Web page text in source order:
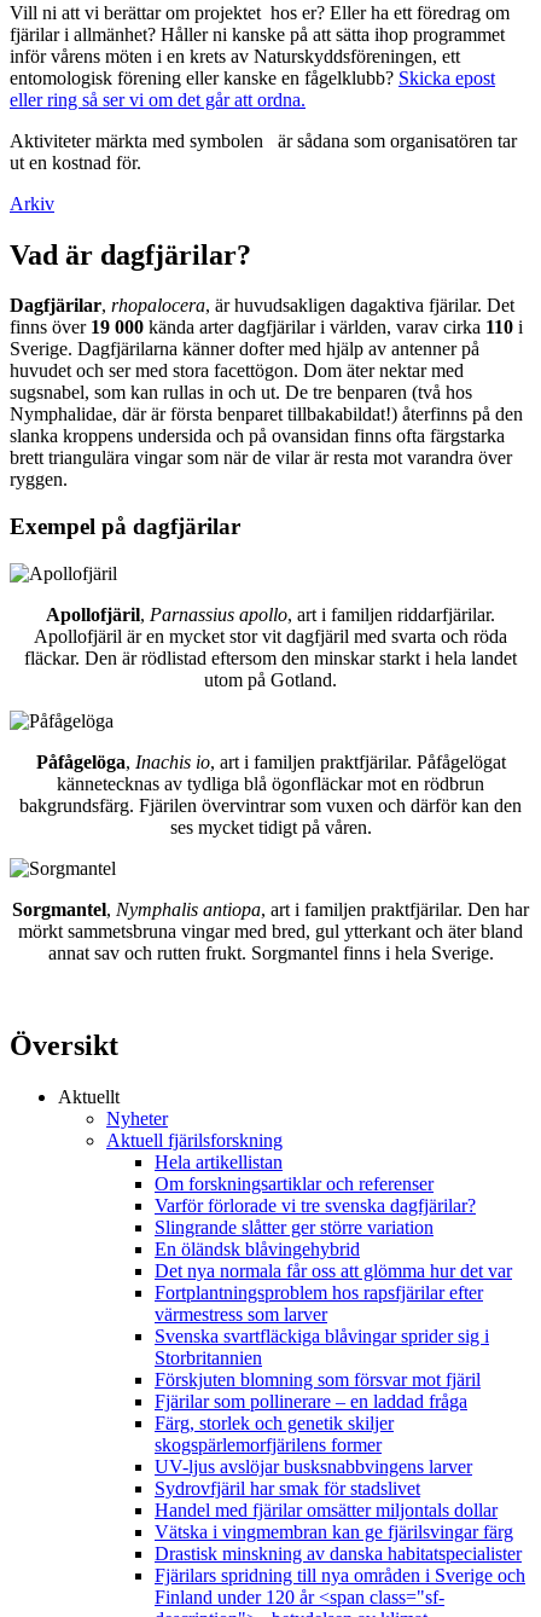
Vill ni att vi berättar om projektet hos er? Eller ha ett föredrag om
fjärilar i allmänhet? Håller ni kanske på att sätta ihop programmet
inför vårens möten i en krets av Naturskyddsföreningen, ett
entomologisk förening eller kanske en fågelklubb? Skicka epost
eller ring så ser vi om det går att ordna.
Aktiviteter märkta med symbolen
är sådana som organisatören tar
ut en kostnad för.
Arkiv
Vad är dagfjärilar?
Dagfjärilar, rhopalocera, är huvudsakligen dagaktiva fjärilar. Det
finns över 19 000 kända arter dagfjärilar i världen, varav cirka 110 i
Sverige. Dagfjärilarna känner dofter med hjälp av antenner på
huvudet och ser med stora facettögon. Dom äter nektar med
sugsnabel, som kan rullas in och ut. De tre benparen (två hos
Nymphalidae, där är första benparet tillbakabildat!) återfinns på den
slanka kroppens undersida och på ovansidan finns ofta färgstarka
brett triangulära vingar som när de vilar är resta mot varandra över
ryggen.
Exempel på dagfjärilar
Apollofjäril, Parnassius apollo, art i familjen riddarfjärilar.
Apollofjäril är en mycket stor vit dagfjäril med svarta och röda
fläckar. Den är rödlistad eftersom den minskar starkt i hela landet
utom på Gotland.
Påfågelöga, Inachis io, art i familjen praktfjärilar. Påfågelögat
kännetecknas av tydliga blå ögonfläckar mot en rödbrun
bakgrundsfärg. Fjärilen övervintrar som vuxen och därför kan den
ses mycket tidigt på våren.
Sorgmantel, Nymphalis antiopa, art i familjen praktfjärilar. Den har
mörkt sammetsbruna vingar med bred, gul ytterkant och äter bland
annat sav och rutten frukt. Sorgmantel finns i hela Sverige.
Översikt
Aktuellt
Nyheter
Aktuell fjärilsforskning
Hela artikellistan
Om forskningsartiklar och referenser
Varför förlorade vi tre svenska dagfjärilar?
Slingrande slåtter ger större variation
En öländsk blåvingehybrid
Det nya normala får oss att glömma hur det var
Fortplantningsproblem hos rapsfjärilar efter
värmestress som larver
Svenska svartfläckiga blåvingar sprider sig i
Storbritannien
Förskjuten blomning som försvar mot fjäril
Fjärilar som pollinerare – en laddad fråga
Färg, storlek och genetik skiljer
skogspärlemorfjärilens former
UV-ljus avslöjar busksnabbvingens larver
Sydrovfjäril har smak för stadslivet
Handel med fjärilar omsätter miljontals dollar
Vätska i vingmembran kan ge fjärilsvingar färg
Drastisk minskning av danska habitatspecialister
Fjärilars spridning till nya områden i Sverige och
Finland under 120 år <span class="sf-